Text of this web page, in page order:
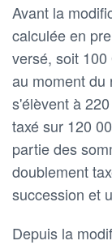
Avant la
calculée en
versé, soit
au moment du
s'élèvent à
taxé sur 120
partie des
doublement
succession et
Depuis la